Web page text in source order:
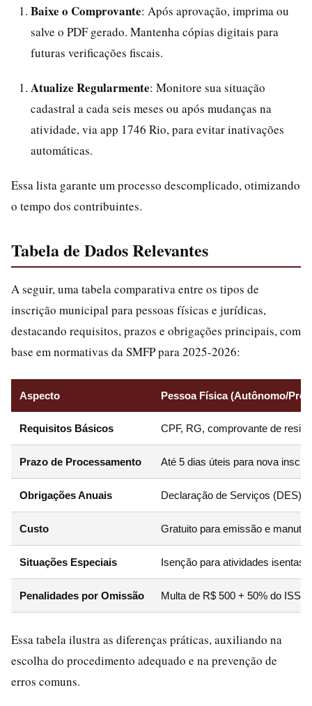
Baixe o Comprovante: Após aprovação, imprima ou
salve o PDF gerado. Mantenha cópias digitais para
futuras verificações fiscais.
Atualize Regularmente: Monitore sua situação
cadastral a cada seis meses ou após mudanças na
atividade, via app 1746 Rio, para evitar inativações
automáticas.
Essa lista garante um processo descomplicado, otimizando
o tempo dos contribuintes.
Tabela de Dados Relevantes
A seguir, uma tabela comparativa entre os tipos de
inscrição municipal para pessoas físicas e jurídicas,
destacando requisitos, prazos e obrigações principais, com
base em normativas da SMFP para 2025-2026:
Aspecto Pessoa Física (Autônomo/
Requisitos Básicos CPF, RG, comprovante de
Prazo de Processamento Até 5 dias úteis para nova
Obrigações Anuais Declaração de Serviços (DES)
Custo Gratuito para emissão e
Situações Especiais Isenção para atividades isentas
Penalidades por Omissão Multa de R$ 500 + 50% do ISS
Essa tabela ilustra as diferenças práticas, auxiliando na
escolha do procedimento adequado e na prevenção de
erros comuns.